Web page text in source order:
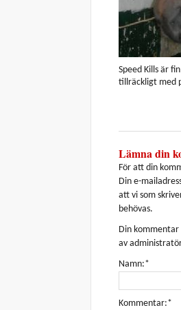
Speed Kills är
tillräckligt med
Lämna din
För att din
Din e-
att vi som
behövas.
Din
av
Namn:*
Kommentar:*